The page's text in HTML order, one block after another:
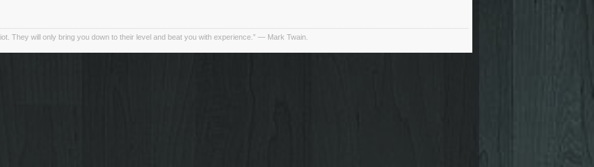
They will only bring you down to their level and beat you with experience.” ― Mark Twain.